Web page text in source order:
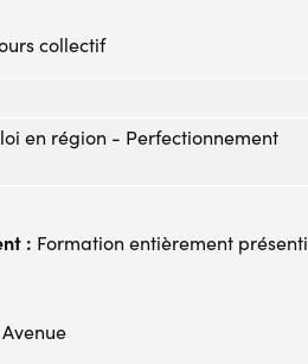
collectif
en région - Perfectionnement
: Formation entièrement